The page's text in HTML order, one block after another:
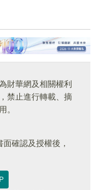
財華網及相關權利
禁止進行轉載、摘
。
面確認及授權後，